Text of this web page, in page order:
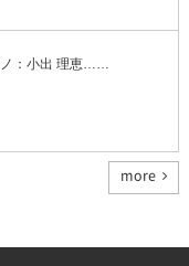
：小出 理恵……
more